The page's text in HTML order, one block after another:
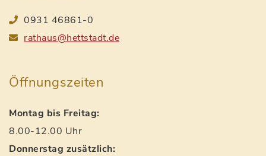
0931 46861-0
rathaus@hettstadt.de
Öffnungszeiten
Montag bis Freitag:
8.00-12.00 Uhr
Donnerstag zusätzlich: